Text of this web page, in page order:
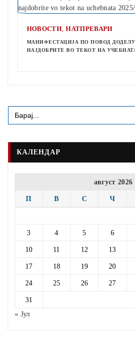
НОВОСТИ,НАТПРЕВАРИ
МАНИФЕСТАЦИЈА ПО ПОВОД
НАЈДОБРИТЕ ВО ТЕКОТ НА УЧЕБНАТА
Search
for:
КАЛЕНДАР
август 2026
П В С Ч
3 4 5 6
10 11 12 13
17 18 19 20
24 25 26 27
31
« Јул